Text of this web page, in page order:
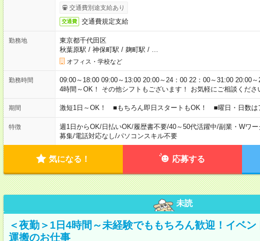
交通費別途支給あり
交通費 交通費規定支給
勤務地
東京都千代田区
秋葉原駅 / 神保町駅 / 麹町駅 /
オフィス・学校など
勤務時間
09:00～18:00 09:00～13:00 20:00～24：00 22：00～31:00 20:00
4時間～OK！ その他シフトもございます！ お気軽にご相談くださ
期間 激短1日～OK！ ■もちろん即日スタートもOK！ ■曜日・日数は
特徴 週1日からOK/日払いOK/履歴書不要/40～50代活躍中/副業・Wワー
募集/電話対応なし/パソコンスキル不要
気になる！ 応募する
未読
＜夜勤＞1日4時間～未経験でももちろん歓迎！イベ
運搬のお仕事